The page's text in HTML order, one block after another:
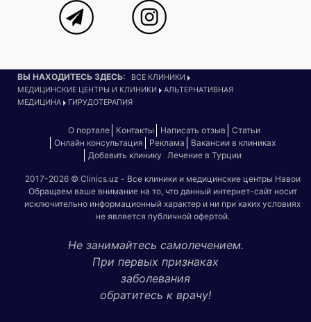
ВЫ НАХОДИТЕСЬ ЗДЕСЬ:
ВСЕ КЛИНИКИ
МЕДИЦИНСКИЕ ЦЕНТРЫ И КЛИНИКИ
АЛЬТЕРНАТИВНАЯ
МЕДИЦИНА
ГИРУДОТЕРАПИЯ
О портале Контакты Написать отзыв
Статьи
Онлайн консультация
Реклама
Вакансии в клиниках
Добавить клинику Лечение в Турции
2017-2026 © Clinics.uz - Все клиники и медицинские центры Навои
Обращаем ваше внимание на то, что данный интернет-сайт носит
исключительно информационный характер и ни при каких условиях
не является публичной офертой.
Не занимайтесь самолечением.
При первых признаках
заболевания
обратитесь к врачу!